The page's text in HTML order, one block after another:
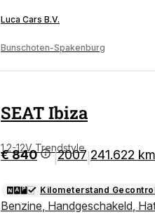
Luca Cars B.V.
Bunschoten-Spakenburg
SEATIbiza
1.2-12V Trendstyle
€ 840 |2007 241.622 km
Kilometerstand
Benzine Handgeschakeld